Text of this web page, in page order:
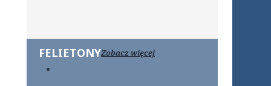
FELIETONYZobacz więcej